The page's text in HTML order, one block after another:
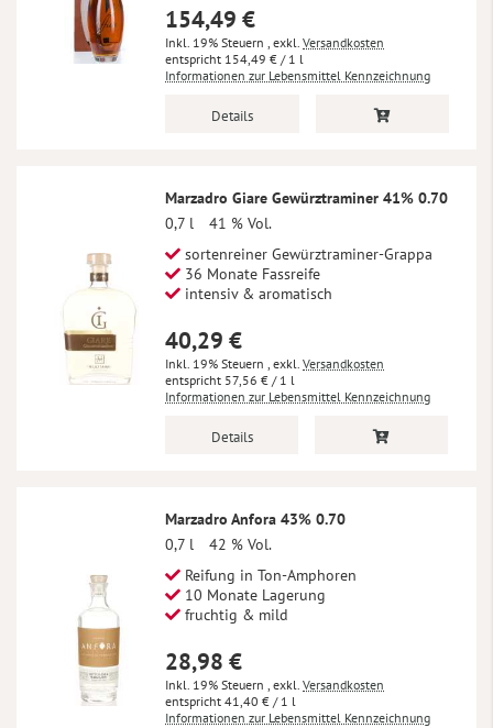
154,49 €
Inkl. 19% Steuern , exkl. Versandkosten
154,49 € / 1 l
Informationen zur Lebensmittel Kennzeichnung
Details
Marzadro Giare Gewürztraminer 41% 0.70
0,7 l
41 % Vol.
sortenreiner Gewürztraminer-Grappa
36 Monate Fassreife
intensiv & aromatisch
40,29 €
Inkl. 19% Steuern , exkl. Versandkosten
57,56 € / 1 l
Informationen zur Lebensmittel Kennzeichnung
Details
Marzadro Anfora 43% 0.70
0,7 l
42 % Vol.
Reifung in Ton-Amphoren
10 Monate Lagerung
fruchtig & mild
28,98 €
Inkl. 19% Steuern , exkl. Versandkosten
41,40 € / 1 l
Informationen zur Lebensmittel Kennzeichnung